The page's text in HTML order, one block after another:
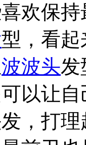
欢保
型，看
波波头发
以让
，打